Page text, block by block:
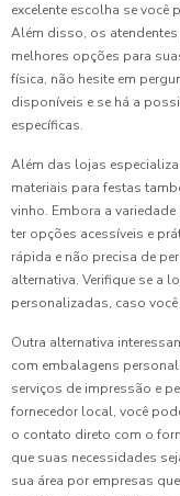
excelente escolha se você
Além disso, os
melhores opções para
física, não hesite em
disponíveis e se há a
específicas.
Além das lojas
materiais para festas
vinho. Embora a
ter opções acessíveis e
rápida e não precisa de
alternativa. Verifique se a
personalizadas, caso
Outra alternativa
com embalagens
serviços de impressão e
fornecedor local, você
o contato direto com o
que suas necessidades
sua área por empresas